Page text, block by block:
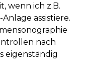
wenn ich z.B.
assistiere.
nach
eigenständig